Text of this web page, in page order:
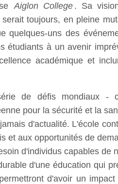
Aiglon College . Sa
toujours, en pleine
uns des
étudiants à un avenir
académique et
de défis mondiaux -
pour la sécurité et la
d'actualité. L'école
et aux opportunités de
d'individus capables de
d'une éducation qui
d'avoir un